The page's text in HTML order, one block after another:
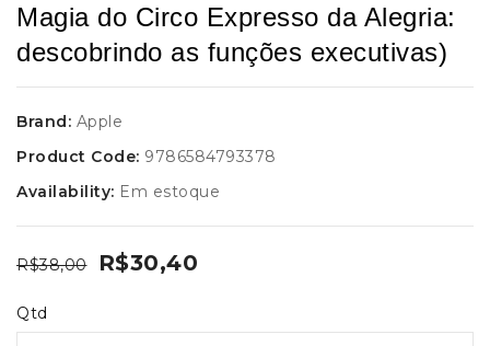
Magia do Circo Expresso da Alegria:
descobrindo as funções executivas)
Brand: Apple
Product Code: 9786584793378
Availability: Em estoque
R$38,00 R$30,40
Qtd